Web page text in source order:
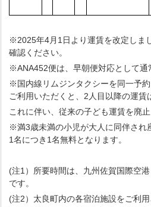
※2025年4月1日より運賃を改定しま
確認ください。
※ANA452便は、早朝便対応として通
※国内線リムジンタクシーを同一予
ご利用いただくと、2人目以降の運賃
これに伴い、従来の子ども運賃を廃止
※満3歳未満の小児が大人に同伴され
1名につき1名無料となります。
(注1）所要時間は、九州佐賀国際空
です。
(注2）太良町内の各宿泊施設をご利